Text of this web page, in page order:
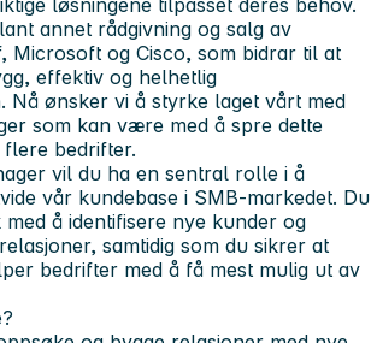
annet rådgivning og salg av
Microsoft og Cisco, som bidrar til at
effektiv og helhetlig
Nå ønsker vi å styrke laget vårt med
som kan være med å spre dette
flere bedrifter.
vil du ha en sentral rolle i å
vår kundebase i SMB-markedet. Du
å identifisere nye kunder og
samtidig som du sikrer at
bedrifter med å få mest mulig ut av